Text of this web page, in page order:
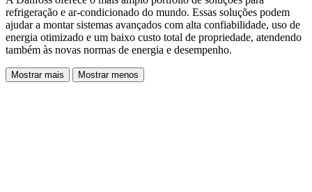
refrigeração e ar-condicionado do mundo. Essas soluções podem
ajudar a montar sistemas avançados com alta confiabilidade, uso de
energia otimizado e um baixo custo total de propriedade, atendendo
também às novas normas de energia e desempenho.
Mostrar mais Mostrar menos